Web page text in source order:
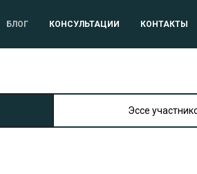
БЛОГ КОНСУЛЬТАЦИИ КОНТАКТЫ
Эссе